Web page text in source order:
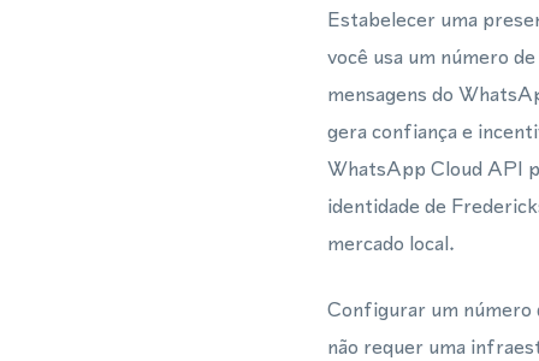
Estabelecer uma
você usa um número
mensagens do
gera confiança e
WhatsApp Cloud API
identidade de
mercado local.
Configurar um número
não requer uma